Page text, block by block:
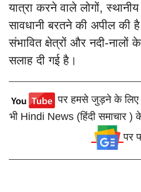
यात्रा करने वाले लोगों,
सावधानी बरतने की अपील
संभावित क्षेत्रों और नदी-
सलाह दी गई है।
पर हमसे जुड़ने के लिए
भी Hindi News (हिंदी समाचार
पर